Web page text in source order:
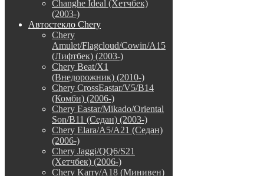
Changhe Ideal (Хетчбек)
(2003-)
Автостекло Chery
Chery
Amulet/Flagcloud/Cowin/A15
(Лифтбек) (2003-)
Chery Beat/X1
(Внедорожник) (2010-)
Chery CrossEastar/V5/B14
(Комби) (2006-)
Chery Eastar/Mikado/Oriental
Son/B11 (Седан) (2003-)
Chery Elara/A5/A21 (Седан)
(2006-)
Chery Jaggi/QQ6/S21
(Хетчбек) (2006-)
Chery Karry/A18 (Минивен)